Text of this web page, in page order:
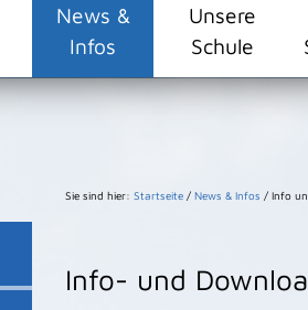
resourceCached/24.2.0/css/
News &
Infos
Unsere
Schule
Sie sind hier: Startseite / News & Infos / Info
Info- und